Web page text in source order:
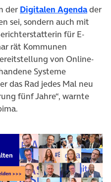
der Digitalen Agendader
sei, sondern auch mit
für E-
rät Kommunen
von Online-
Systeme
das Rad jedes Mal neu
fünf Jahre“, warnte